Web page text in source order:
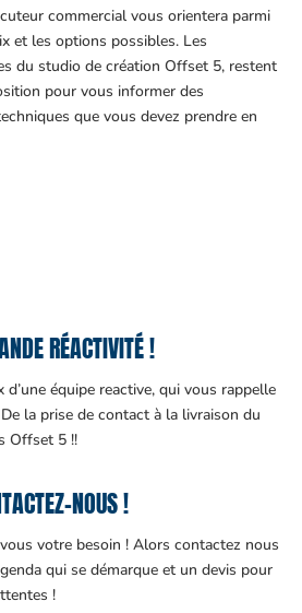
commercial vous orientera parmi
et les options possibles. Les
du studio de création Offset 5, restent
pour vous informer des
que vous devez prendre en
RÉACTIVITÉ !
équipe reactive, qui vous rappelle
la prise de contact à la livraison du
Offset 5 !!
NOUS !
votre besoin ! Alors contactez nous
qui se démarque et un devis pour
!